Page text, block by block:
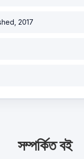
2017
সম্পর্কিত বই